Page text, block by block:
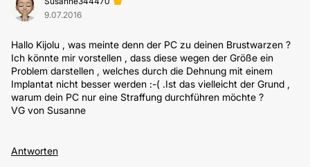
9.07.2016
Hallo Kijolu , was meinte denn der PC zu deinen Brustwarzen ?
Ich könnte mir vorstellen , dass diese wegen der Größe ein
Problem darstellen , welches durch die Dehnung mit einem
Implantat nicht besser werden :-( .Ist das vielleicht der Grund ,
warum dein PC nur eine Straffung durchführen möchte ?
VG von Susanne
Antworten